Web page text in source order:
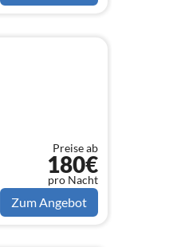
Preise ab
180€
pro Nacht
Zum Angebot